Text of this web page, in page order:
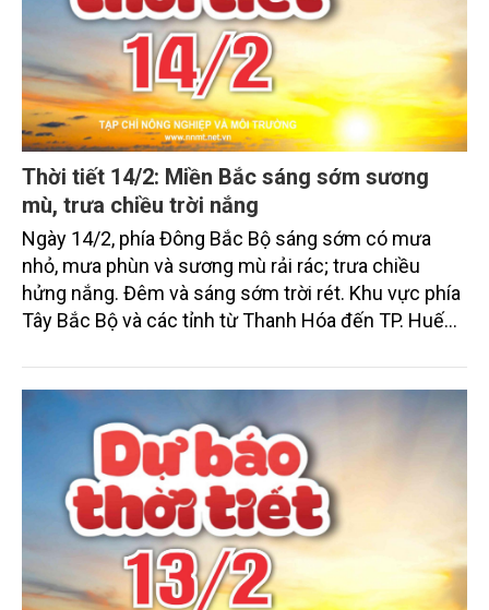
Thời tiết 14/2: Miền Bắc sáng sớm sương
mù, trưa chiều trời nắng
Ngày 14/2, phía Đông Bắc Bộ sáng sớm có mưa
nhỏ, mưa phùn và sương mù rải rác; trưa chiều
hửng nắng. Đêm và sáng sớm trời rét. Khu vực phía
Tây Bắc Bộ và các tỉnh từ Thanh Hóa đến TP. Huế
sương mù nhẹ rải rác, trưa chiều trời nắng; đêm và
sáng sớm trời rét. Các khu vực khác ngày nắng,
chiều tối và đêm có mưa rào vài nơi.